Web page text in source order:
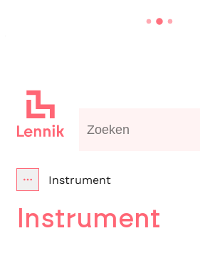
Lennik
Waarmee kunnen
Toon alle broodkruimel items
Instrument
Instrument